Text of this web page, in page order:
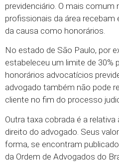
previdenciário. O mais comum
profissionais da área recebam
da causa como honorários.
No estado de São Paulo, por
estabeleceu um limite de 30%
honorários advocatícios
advogado também não pode
cliente no fim do processo
Outra taxa cobrada é a
direito do advogado. Seus
forma, se encontram
da Ordem de Advogados do